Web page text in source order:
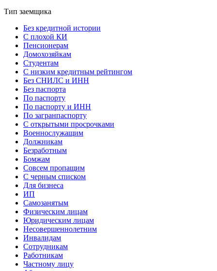
Тип заемщика
Без кредитной истории
С плохой КИ
Пенсионерам
Домохозяйкам
Студентам
С низким кредитным рейтингом
Без СНИЛС и ИНН
Без паспорта
По паспорту
По паспорту и ИНН
По загранпаспорту
С открытыми просрочками
Военнослужащим
Должникам
Безработным
Бомжам
Совсем пропащим
С черным списком
Для бизнеса
ИП
Самозанятым
Физическим лицам
Юридическим лицам
Несовершеннолетним
Инвалидам
Сотрудникам
Работникам
Частному лицу